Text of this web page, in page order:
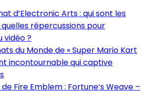
d’Electronic Arts : qui sont les
répercussions pour
vidéo ?
du Monde de « Super Mario Kart
incontournable qui captive
Fire Emblem : Fortune’s Weave –